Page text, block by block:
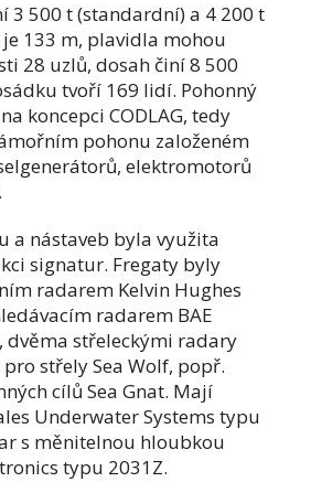
3 500 t (standardní) a 4 200 t
133 m, plavidla mohou
28 uzlů, dosah činí 8 500
tvoří 169 lidí. Pohonný
koncepci CODLAG, tedy
pohonu založeném
elektromotorů
a nástaveb byla využita
signatur. Fregaty byly
radarem Kelvin Hughes
radarem BAE
dvěma střeleckými radary
střely Sea Wolf, popř.
cílů Sea Gnat. Mají
Underwater Systems typu
s měnitelnou hloubkou
typu 2031Z.